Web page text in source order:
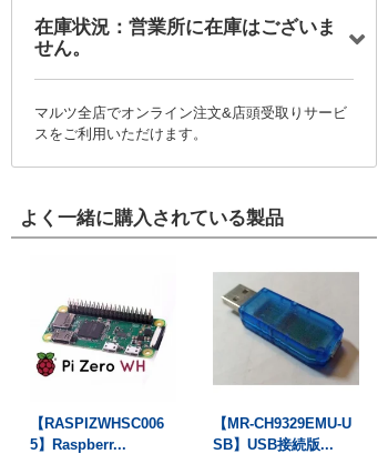
在庫状況：営業所に在庫はございま
せん。
マルツ全店でオンライン注文&店頭受取りサービ
スをご利用いただけます。
よく一緒に購入されている製品
【RASPIZWHSC006
5】Raspberr...
【MR-CH9329EMU-U
SB】USB接続版...